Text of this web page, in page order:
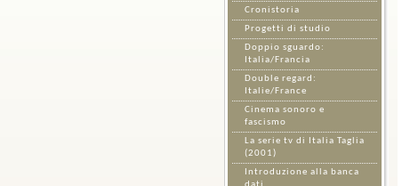
Cronistoria
Progetti di studio
Doppio sguardo:
Italia/Francia
Double regard:
Italie/France
Cinema sonoro e
fascismo
La serie tv di Italia Taglia
(2001)
Introduzione alla banca